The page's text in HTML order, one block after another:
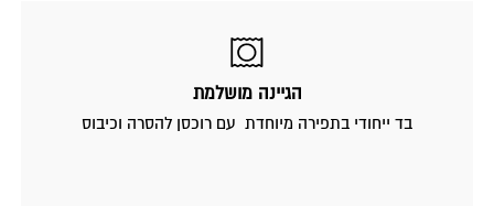
הגיינה מושלמת
בד ייחודי בתפירה מיוחדת עם רוכסן להסרה וכיבוס